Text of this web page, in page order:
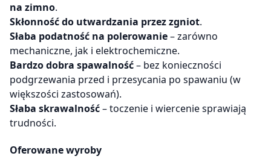
na zimno.
Skłonność do utwardzania przez zgniot.
Słaba podatność na polerowanie– zarówno
mechaniczne, jak i elektrochemiczne.
Bardzo dobra spawalność– bez konieczności
podgrzewania przed i przesycania po spawaniu (w
większości zastosowań).
Słaba skrawalność– toczenie i wiercenie sprawiają
trudności.
Oferowane wyroby